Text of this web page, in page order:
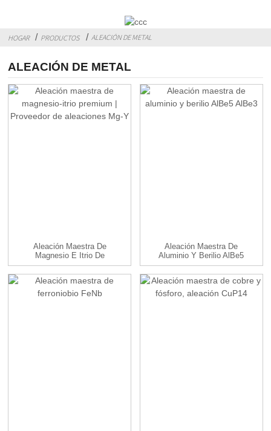
HOGAR PRODUCTOS ALEACIÓN DE METAL
ALEACIÓN DE METAL
Aleación Maestra De
Magnesio E Itrio De
Primera Calidad | Mg-Y
A...
Aleación Maestra De
Aluminio Y Berilio AlBe5
AlBe3